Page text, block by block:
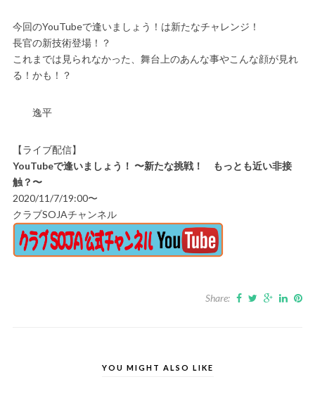
今回のYouTubeで逢いましょう！は新たなチャレンジ！
長官の新技術登場！？
これまでは見られなかった、舞台上のあんな事やこんな顔が見れ
る！かも！？
逸平
【ライブ配信】
YouTubeで逢いましょう！ 〜新たな挑戦！ もっとも近い非接
触？〜
2020/11/7/19:00〜
クラブSOJAチャンネル
Share:
YOU MIGHT ALSO LIKE